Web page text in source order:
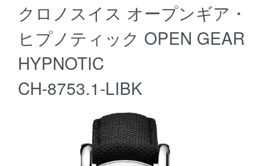
クロノスイス オープンギア・
ヒプノティック OPEN GEAR
HYPNOTIC
CH-8753.1-LIBK